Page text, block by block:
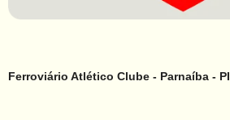
Ferroviário Atlético Clube - Parnaíba - PI